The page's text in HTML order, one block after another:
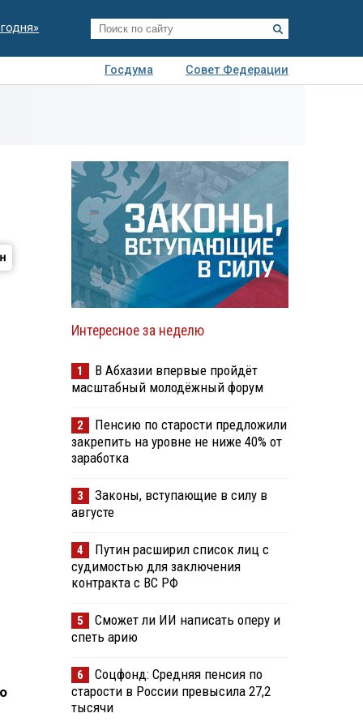
Госдума
Совет Федерации
Интересное за неделю
1
В Абхазии впервые пройдёт
масштабный молодёжный форум
2
Пенсию по старости предложили
закрепить на уровне не ниже 40% от
заработка
3
Законы, вступающие в силу в
августе
4
Путин расширил список лиц с
судимостью для заключения
контракта с ВС РФ
5
Сможет ли ИИ написать оперу и
спеть арию
6
Соцфонд: Средняя пенсия по
старости в России превысила 27,2
тысячи